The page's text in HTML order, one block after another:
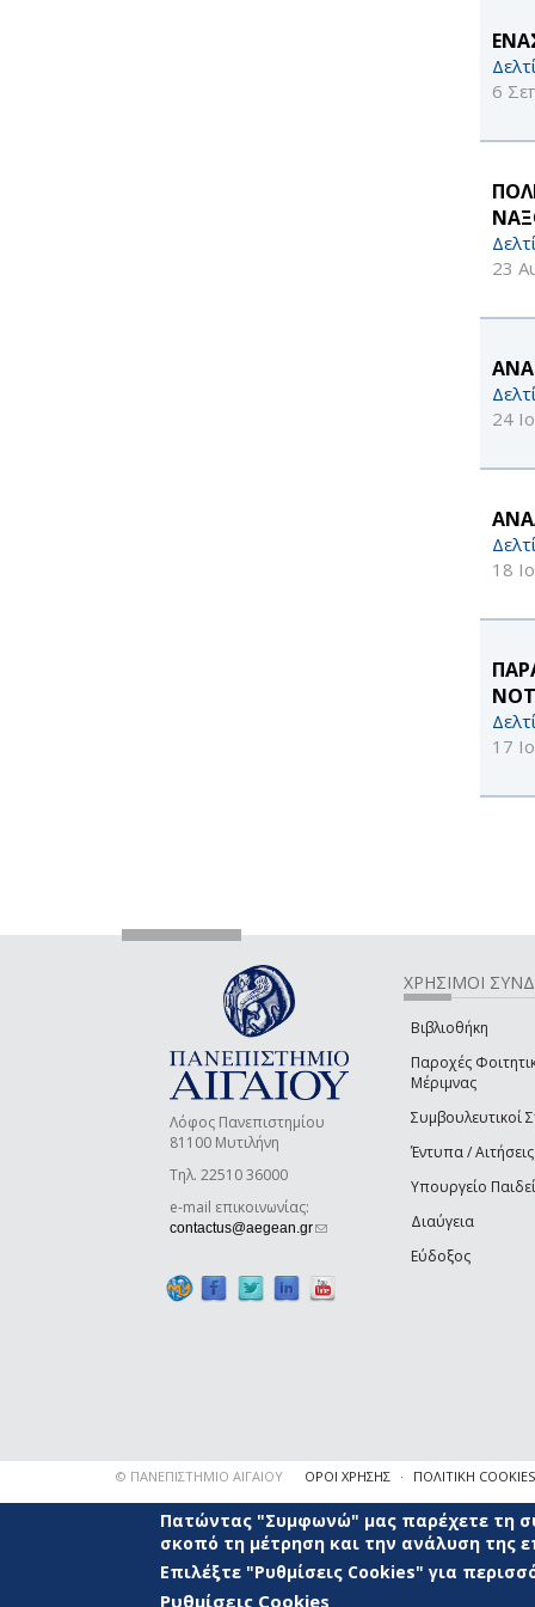
6
23
24
18
17
Λόφος Πανεπιστημίου
81100 Μυτιλήνη
Τηλ. 22510 36000
e-mail επικοινωνίας:
contactus@aegean.gr(link sends e-mail)
ΧΡΗΣΙΜΟΙ
Βιβλιοθήκη
Παροχές
Μέριμνας
Συμβουλευτικοί
Έντυπα / Αιτήσεις
Υπουργείο
Διαύγεια
Εύδοξος
© ΠΑΝΕΠΙΣΤΗΜΙΟ ΑΙΓΑΙΟΥ ΟΡΟΙ ΧΡΗΣΗΣ ΠΟΛΙΤΙΚΗ COOKIES
Πατώντας "Συμφωνώ" μας παρέχετε τη
σκοπό τη μέτρηση και την ανάλυση της
Επιλέξτε "Ρυθμίσεις Cookies" για
Ρυθμίσεις Cookies